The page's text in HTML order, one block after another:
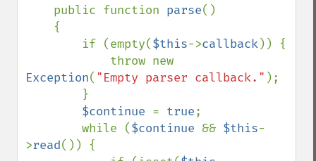
public function parse()
        if (empty(
$this->callback)) {
Exception( "Empty parser callback." );
$continue = true;
        while (
$continue && $this-
>read()) {